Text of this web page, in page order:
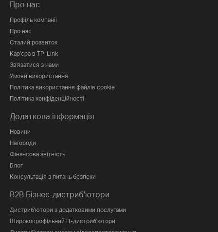
Про нас
Профіль компанії
Про нас
Сталий розвиток
Кар'єра в TP-Link
Зв'язатися з нами
Умови використання
Політика використання файлів cookie
Політика конфіденційності
Додаткова інформація
Новини
Нагороди
Фінансова звітність
Блог
Консультація з питань безпеки
B2B Бізнес-дистриб'ютори
Дистриб'ютори з додатковими послугами
Широкопрофільний IT-дистриб'ютори